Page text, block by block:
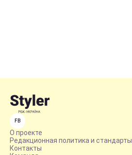
FB
О проекте
Редакционная политика и стандарты
Контакты